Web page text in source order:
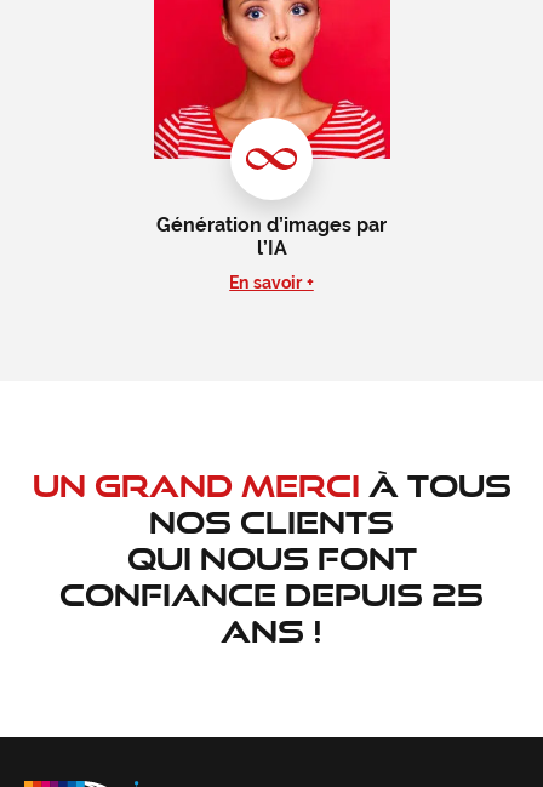
Génération d’images par
l’IA
En savoir +
Un grand merci à tous
nos clients
qui nous font
confiance depuis 25
ans !